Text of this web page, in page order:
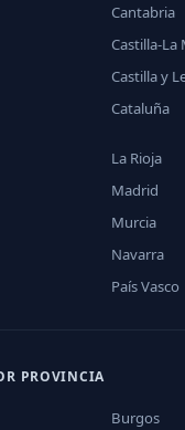
Cantabria
Castilla-La
Castilla y
Cataluña
La Rioja
Madrid
Murcia
Navarra
País Vasco
PROVINCIA
Burgos